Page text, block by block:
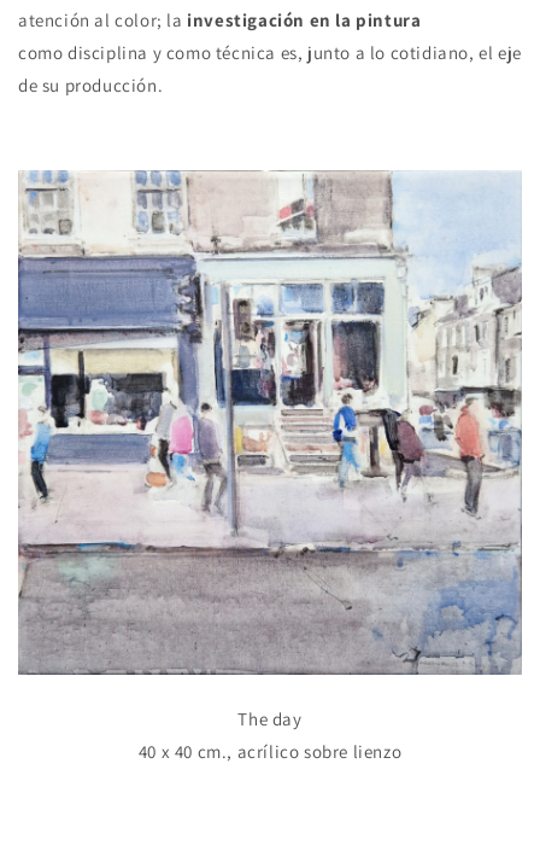
atención al color; la investigación en la pintura
como disciplina y como técnica es, junto a lo cotidiano, el eje
de su producción.
The day
40 x 40 cm., acrílico sobre lienzo